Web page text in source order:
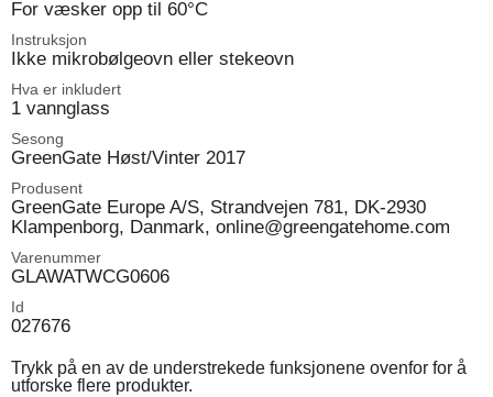
For væsker opp til 60°C
Instruksjon
Ikke mikrobølgeovn eller stekeovn
Hva er inkludert
1 vannglass
Sesong
GreenGate Høst/Vinter 2017
Produsent
GreenGate Europe A/S, Strandvejen 781, DK-2930
Klampenborg, Danmark, online@greengatehome.com
Varenummer
GLAWATWCG0606
Id
027676
Trykk på en av de understrekede funksjonene ovenfor for å
utforske flere produkter.